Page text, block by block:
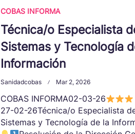
COBAS INFORMA
Técnica/o Especialista
Sistemas y Tecnología
Información
Sanidadcobas Mar 2, 2026
COBAS INFORMA02-03-26
27-02-26Técnica/o Especialista
Sistemas y Tecnología de la